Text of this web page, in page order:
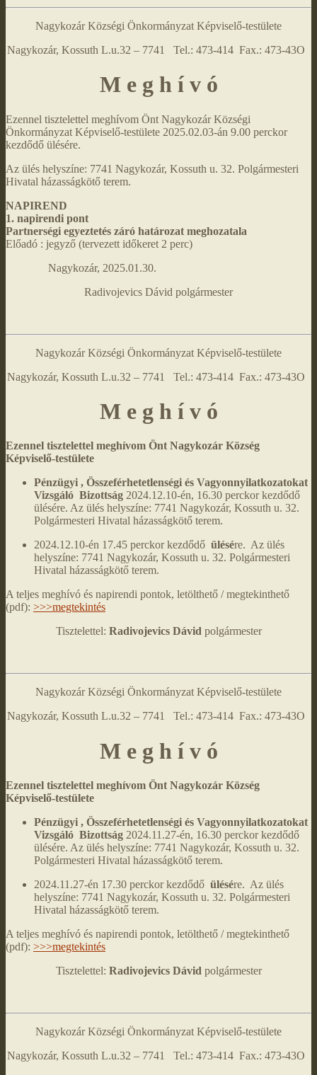
Nagykozár Községi Önkormányzat Képviselő-testülete
Nagykozár, Kossuth L.u.32 – 7741 Tel.: 473-414 Fax.: 473-43O
M e g h í v ó
Ezennel tisztelettel meghívom Önt Nagykozár Községi
Önkormányzat Képviselő-testülete 2025.02.03-án 9.00 perckor
kezdődő ülésére.
Az ülés helyszíne: 7741 Nagykozár, Kossuth u. 32. Polgármesteri
Hivatal házasságkötő terem.
NAPIREND
1. napirendi pont
Partnerségi egyeztetés záró határozat meghozatala
Előadó : jegyző (tervezett időkeret 2 perc)
Nagykozár, 2025.01.30.
Radivojevics Dávid polgármester
Nagykozár Községi Önkormányzat Képviselő-testülete
Nagykozár, Kossuth L.u.32 – 7741 Tel.: 473-414 Fax.: 473-43O
M e g h í v ó
Ezennel tisztelettel meghívom Önt Nagykozár Község
Képviselő-testülete
Pénzügyi , Összeférhetetlenségi és Vagyonnyilatkozatokat
Vizsgáló Bizottság 2024.12.10-én, 16.30 perckor kezdődő
ülésére. Az ülés helyszíne: 7741 Nagykozár, Kossuth u. 32.
Polgármesteri Hivatal házasságkötő terem.
2024.12.10-én 17.45 perckor kezdődő ülésére. Az ülés
helyszíne: 7741 Nagykozár, Kossuth u. 32. Polgármesteri
Hivatal házasságkötő terem.
A teljes meghívó és napirendi pontok, letölthető / megtekinthető
(pdf): >>>megtekintés
Tisztelettel: Radivojevics Dávid polgármester
Nagykozár Községi Önkormányzat Képviselő-testülete
Nagykozár, Kossuth L.u.32 – 7741 Tel.: 473-414 Fax.: 473-43O
M e g h í v ó
Ezennel tisztelettel meghívom Önt Nagykozár Község
Képviselő-testülete
Pénzügyi , Összeférhetetlenségi és Vagyonnyilatkozatokat
Vizsgáló Bizottság 2024.11.27-én, 16.30 perckor kezdődő
ülésére. Az ülés helyszíne: 7741 Nagykozár, Kossuth u. 32.
Polgármesteri Hivatal házasságkötő terem.
2024.11.27-én 17.30 perckor kezdődő ülésére. Az ülés
helyszíne: 7741 Nagykozár, Kossuth u. 32. Polgármesteri
Hivatal házasságkötő terem.
A teljes meghívó és napirendi pontok, letölthető / megtekinthető
(pdf): >>>megtekintés
Tisztelettel: Radivojevics Dávid polgármester
Nagykozár Községi Önkormányzat Képviselő-testülete
Nagykozár, Kossuth L.u.32 – 7741 Tel.: 473-414 Fax.: 473-43O